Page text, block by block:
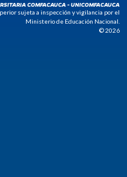
COMFACAUCA - UNICOMFACAUCA
sujeta a inspección y vigilancia por el
Ministerio de Educación Nacional.
© 2026